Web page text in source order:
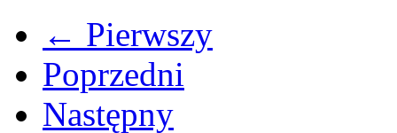
← Pierwszy
Poprzedni
Następny